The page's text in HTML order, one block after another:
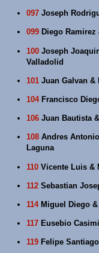
097 Joseph
099 Diego
100 Joseph
Valladolid
101 Juan Galvan &
104Francisco
106 Juan Bautista
108 Andres
Laguna
110 Vicente Luis &
112 Sebastian
114Miguel Diego
117 Eusebio
119 Felipe